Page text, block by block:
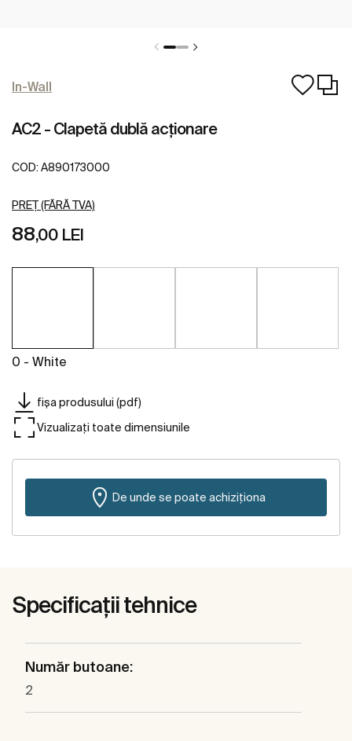
In-Wall
AC2 - Clapetă dublă acționare
COD: A890173000
PREȚ (FĂRĂ TVA)
88,00 LEI
0 - White
fișa produsului (pdf)
Vizualizați toate dimensiunile
De unde se poate achiziționa
Specificații tehnice
Număr butoane:
2